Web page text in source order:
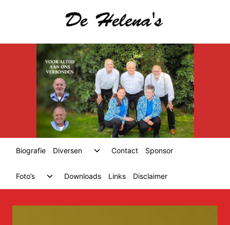
Biografie Diversen
ToggleContact Sponsor
Foto’s
ToggleDownloads Links Disclaimer